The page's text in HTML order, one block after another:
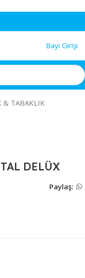
Bayi Girişi
& TABAKLIK
DELÜX
Paylaş: